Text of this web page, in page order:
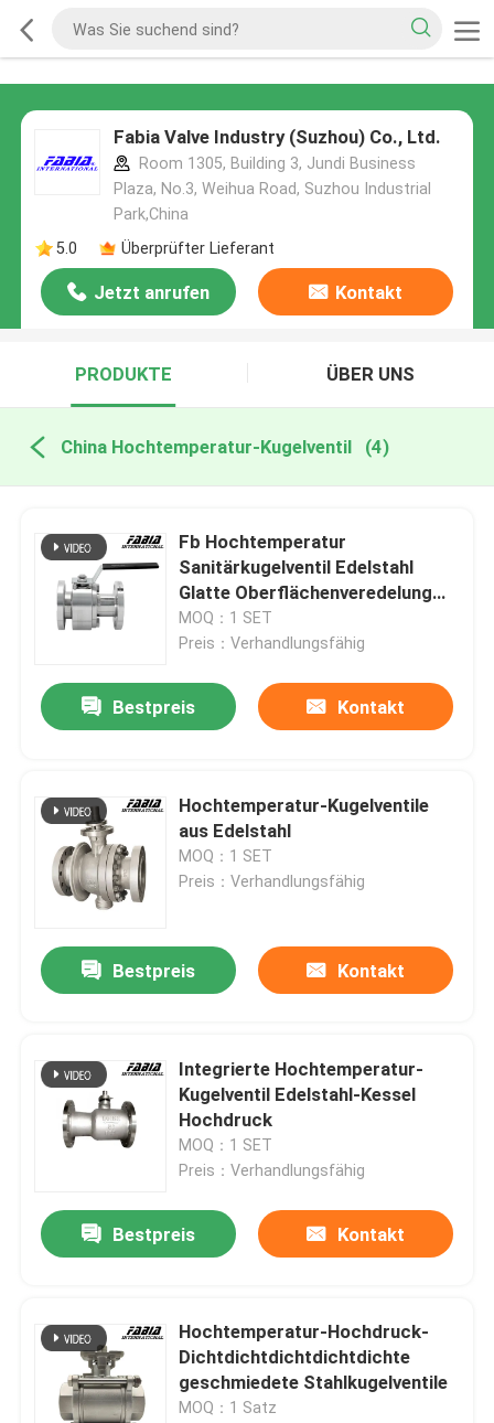
Fabia Valve Industry (Suzhou) Co., Ltd.
Room 1305, Building 3, Jundi Business
Plaza, No.3, Weihua Road, Suzhou Industrial
Park,China
5.0
Überprüfter Lieferant
Jetzt anrufen Kontakt
PRODUKTE ÜBER UNS
China Hochtemperatur-Kugelventil (4)
Fb Hochtemperatur
Sanitärkugelventil Edelstahl
Glatte Oberflächenveredelung
für die Lebensmittel- und
Getränkeindustrie
MOQ：1 SET
Preis：Verhandlungsfähig
Bestpreis Kontakt
Hochtemperatur-Kugelventile
aus Edelstahl
MOQ：1 SET
Preis：Verhandlungsfähig
Bestpreis Kontakt
Integrierte Hochtemperatur-
Kugelventil Edelstahl-Kessel
Hochdruck
MOQ：1 SET
Preis：Verhandlungsfähig
Bestpreis Kontakt
Hochtemperatur-Hochdruck-
Dichtdichtdichtdichtdichte
geschmiedete Stahlkugelventile
MOQ：1 Satz